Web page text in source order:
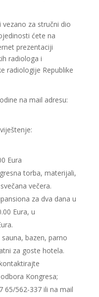
za stručni dio
ćete na
prezentaciji
radiologa i
radiologije Republike
na mail adresu:
Eura
torba, materijali,
večera.
za dva dana u
Eura, u
bazen, parno
za goste hotela.
Kongresa;
65/562-337 ili na mail